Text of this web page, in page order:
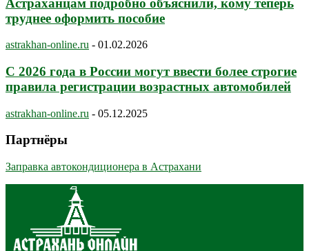
труднее оформить пособие
astrakhan-online.ru - 01.02.2026
С 2026 года в России могут ввести более строгие
правила регистрации возрастных автомобилей
astrakhan-online.ru - 05.12.2025
Партнёры
Заправка автокондиционера в Астрахани